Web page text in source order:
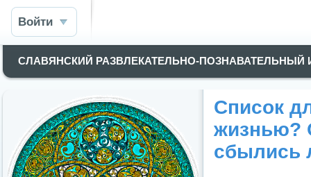
Войти
СЛАВЯНСКИЙ РАЗВЛЕКАТЕЛЬНО-
Список
жизнью?
сбылись